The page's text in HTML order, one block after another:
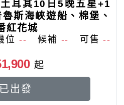
耳其10日5晚五星+1
斯海峽遊船、棉堡、
紅花城
位 -- 候補 -- 可售--
起
已出發